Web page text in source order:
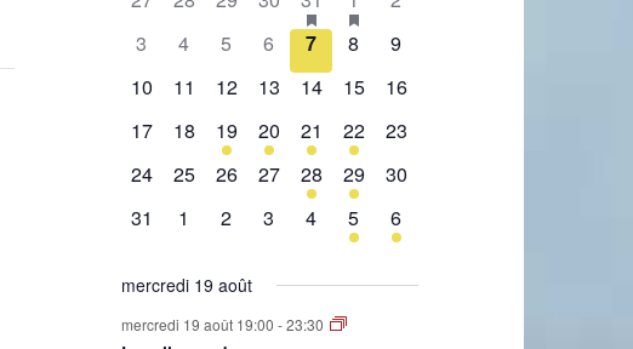
de
Évènements
évènement,évènement,
évènement,évènements,
0
3
0
4
0
évènement,
5
0
évènement,
6
0
évènement,
7
0
8
0
9
0
10
0
11
0
12
0
13
0
14
0
15
0
16
0
évènement,
17
0
évènement,
18
1
évènement,
19
2
évènements,
20
1
évènement,
21
2
évènements,
22
0
23
0
24
0
25
0
évènement,
26
0
évènement,
27
1
évènement,
28
1
évènement,
29
0
30
0
31
0
1
0
2
0
évènement,
3
0
évènement,
4
1
évènement,
5
1
évènement,
6
mercredi 19 août
mercredi 19 août 19:00 -23:30